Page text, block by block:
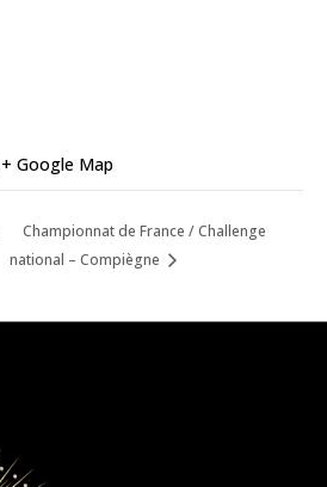
+ Google Map
Championnat de France / Challenge
national – Compiègne